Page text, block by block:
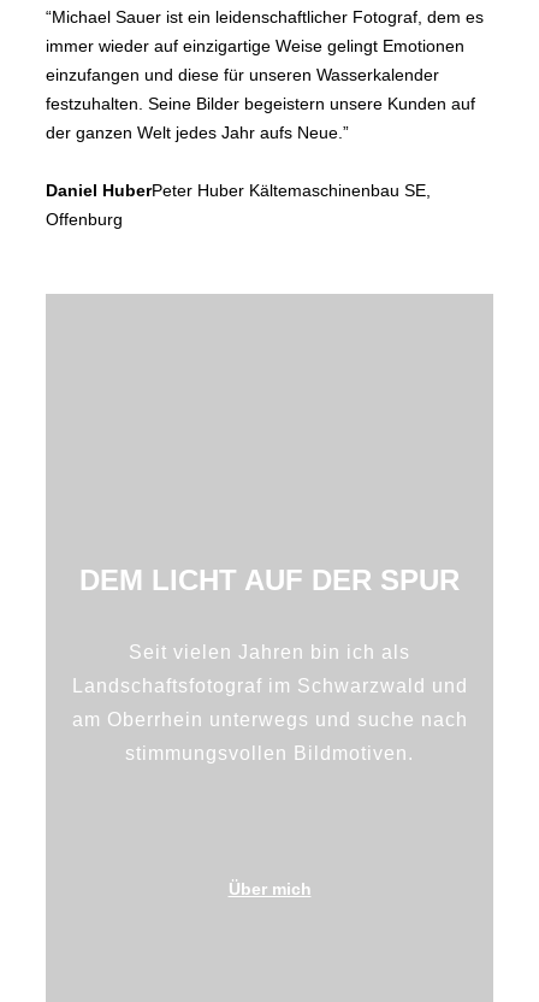
“Michael Sauer ist ein leidenschaftlicher Fotograf, dem es
immer wieder auf einzigartige Weise gelingt Emotionen
einzufangen und diese für unseren Wasserkalender
festzuhalten. Seine Bilder begeistern unsere Kunden auf
der ganzen Welt jedes Jahr aufs Neue.”
Daniel HuberPeter Huber Kältemaschinenbau SE,
Offenburg
DEM LICHT AUF DER SPUR
Seit vielen Jahren bin ich als
Landschaftsfotograf im Schwarzwald und
am Oberrhein unterwegs und suche nach
stimmungsvollen Bildmotiven.
Über mich